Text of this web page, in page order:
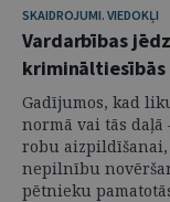
SKAIDROJUMI. VIEDOKĻI
Vardarbības
krimināltiesībās
Gadījumos, kad
normā vai tās
robu
nepilnību
pētnieku